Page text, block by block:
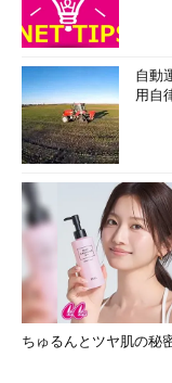
自動
用自
ちゅるんとツヤ肌の秘